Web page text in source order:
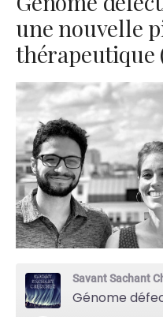
une nouvelle
thérapeutique
Savant Sachant